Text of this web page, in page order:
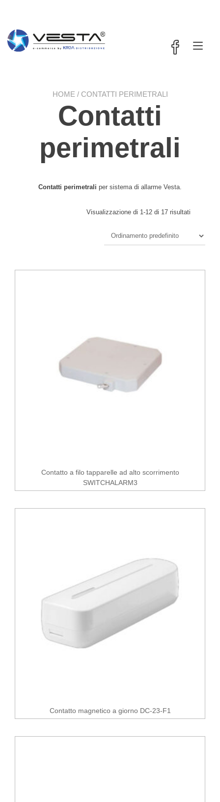
HOME / CONTATTI PERIMETRALI
Contatti
perimetrali
Contatti perimetrali per sistema di allarme Vesta.
Visualizzazione di 1-12 di 17 risultati
Contatto a filo tapparelle ad alto scorrimento
SWITCHALARM3
Contatto magnetico a giorno DC-23-F1